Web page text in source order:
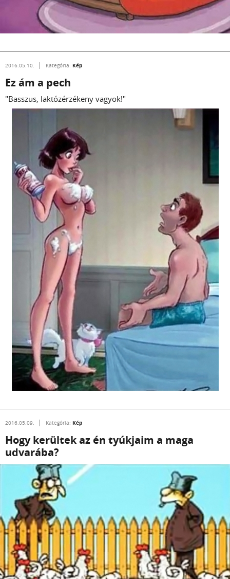
2016.05.10. Kategória: Kép
Ez ám a pech
"Basszus, laktózérzékeny vagyok!"
2016.05.09. Kategória: Kép
Hogy kerültek az én tyúkjaim a maga
udvarába?